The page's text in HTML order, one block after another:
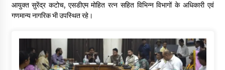
आयुक्त सुरेंद्र कटोच, एसडीएम मोहित रत्न सहित विभिन्न विभागों के अधिकारी एवं
गणमान्य नागरिक भी उपस्थित रहे।